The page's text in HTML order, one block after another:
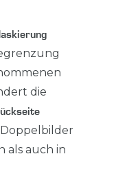
die
als auch in